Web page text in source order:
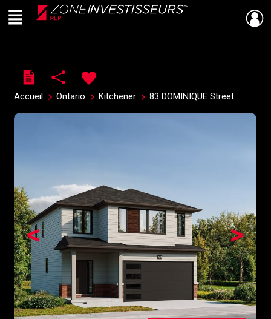
Live
En Direct
Menu
Accueil Ontario Kitchener 83 DOMINIQUE Street
>
<